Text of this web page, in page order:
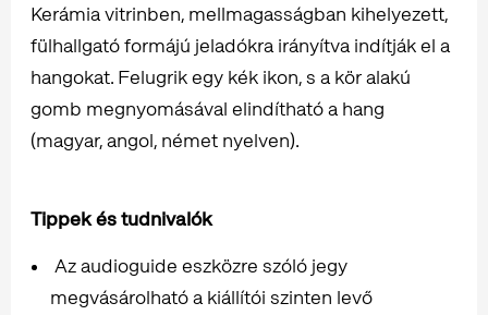
Kerámia vitrinben, mellmagasságban kihelyezett,
fülhallgató formájú jeladókra irányítva indítják el a
hangokat. Felugrik egy kék ikon, s a kör alakú
gomb megnyomásával elindítható a hang
(magyar, angol, német nyelven).
Tippek és tudnivalók
Az audioguide eszközre szóló jegy
megvásárolható a kiállítói szinten levő